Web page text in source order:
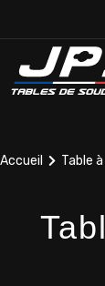
Accueil Table